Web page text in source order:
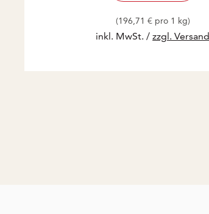
(196,71 € pro 1 kg)
inkl. MwSt. /zzgl. Versand